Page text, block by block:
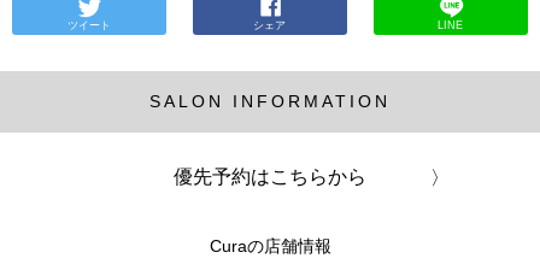
ツイート シェア LINE
SALON INFORMATION
優先予約はこちらから
Curaの店舗情報